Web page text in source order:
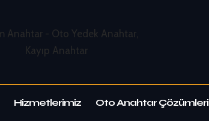
Hizmetlerimiz Oto Anahtar Çözümleri